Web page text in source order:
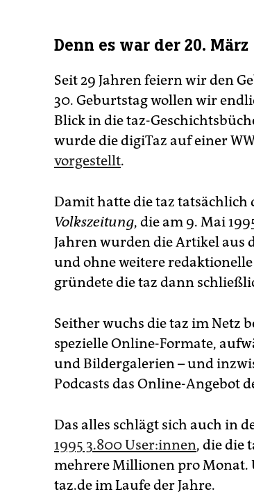
Denn es war der 20. März
Seit 29 Jahren feiern wir den
30. Geburtstag wollen wir
Blick in die taz-­
wurde die digiTaz auf einer
vorgestellt.
Damit hatte die taz tatsächlich
Volkszeitung, die am 9. Mai
Jahren wurden die Artikel aus
und ohne weitere
gründete die taz dann
Seither wuchs die taz im Netz
spezielle Online-Formate,
und Bildergalerien – und
Pod­casts das Online-Angebot
Das alles schlägt sich auch in
1995 3.800 Use­r:in­nen, die die
mehrere Millionen pro
taz.de im Laufe der Jahre.